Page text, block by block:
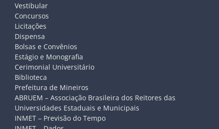
Vestibular
Concursos
Licitações
Dispensa
Bolsas e Convênios
Estágio e Monografia
Cerimonial Universitário
Biblioteca
Prefeitura de Mineiros
ABRUEM – Associação Brasileira dos Reitores das
Universidades Estaduais e Municipais
INMET – Previsão do Tempo